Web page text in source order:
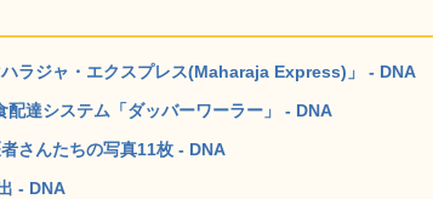
ラジャ・エクスプレス(Maharaja Express)」 - DNA
達システム「ダッバーワーラー」 - DNA
さんたちの写真11枚 - DNA
- DNA